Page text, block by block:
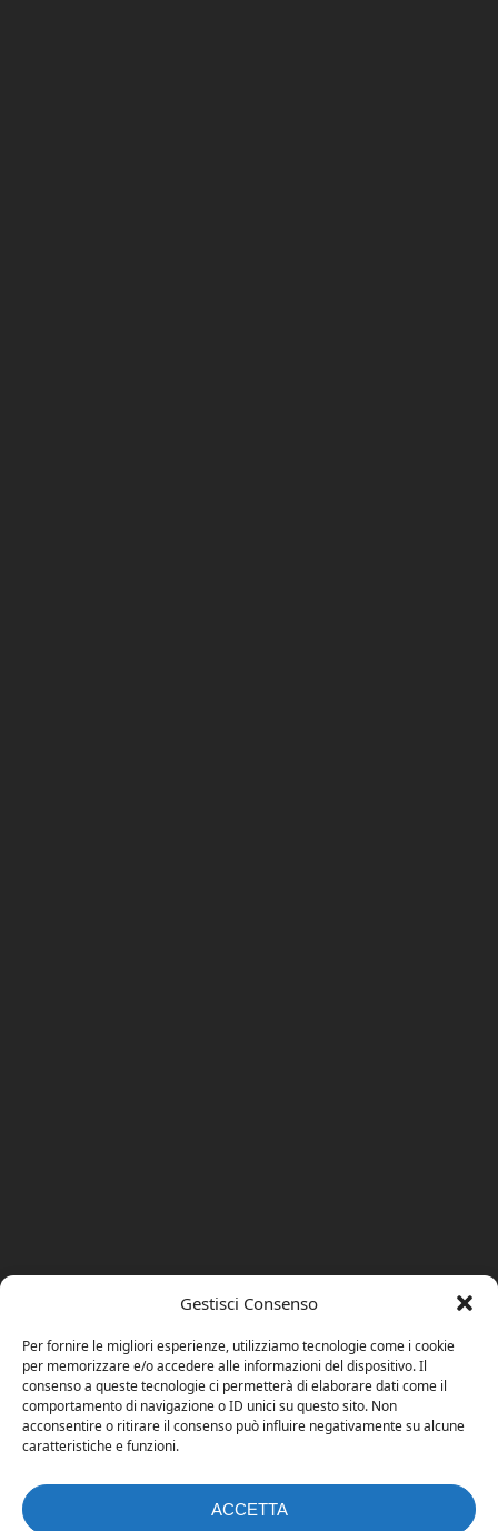
Gestisci Consenso
Per fornire le migliori esperienze, utilizziamo tecnologie come i cookie
per memorizzare e/o accedere alle informazioni del dispositivo. Il
consenso a queste tecnologie ci permetterà di elaborare dati come il
comportamento di navigazione o ID unici su questo sito. Non
acconsentire o ritirare il consenso può influire negativamente su alcune
caratteristiche e funzioni.
ACCETTA